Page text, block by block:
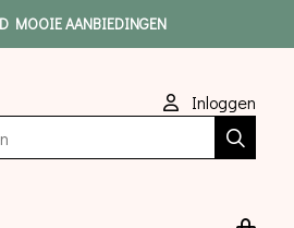
MOOIE AANBIEDINGEN
Inloggen